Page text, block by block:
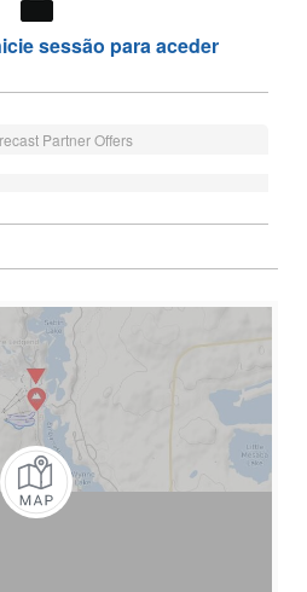
sessão para aceder
Partner Offers